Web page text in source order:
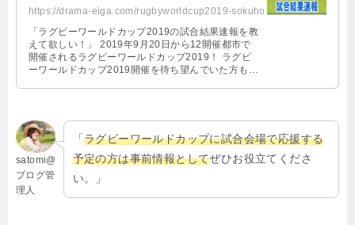
https://drama-eiga.com/rugbyworldcup2019-sokuho
「ラグビーワールドカップ2019の試合結果速報を教
えて欲しい！」 2019年9月20日から12開催都市で
開催されるラグビーワールドカップ2019！ ラグビ
ーワールドカップ2019開催を待ち望んでいた方も多
satomi@
ブログ管
理人
「 ラグビーワールドカップに試合会場で応援する
予定の方は事前情報としてぜひお役立てくださ
い。」